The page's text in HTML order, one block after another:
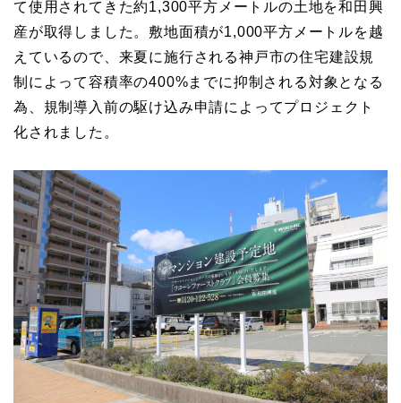
て使用されてきた約1,300平方メートルの土地を和田興
産が取得しました。敷地面積が1,000平方メートルを越
えているので、来夏に施行される神戸市の住宅建設規
制によって容積率の400%までに抑制される対象となる
為、規制導入前の駆け込み申請によってプロジェクト
化されました。